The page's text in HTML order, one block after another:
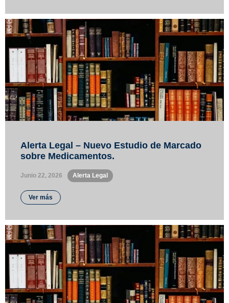
Alerta Legal – Nuevo Estudio de Marcado
sobre Medicamentos.
Junio 22, 2026 Alerta Legal
Ver más